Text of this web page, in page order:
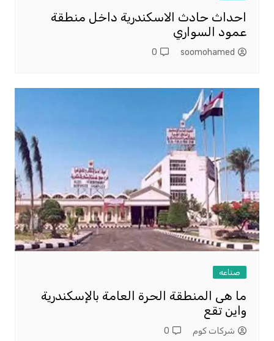
احداث حادث الاسكندرية داخل منطقة
عمود السواري
soomohamed
0
صناعه
ما هى المنطقة الحرة العامة بالإسكندرية
واين تقع
شركات كوم 0